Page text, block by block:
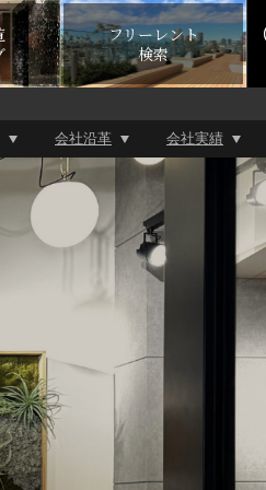
フリーレント
検索
会社沿革 会社実績